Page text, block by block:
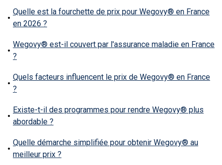
Quelle est la fourchette de prix pour Wegovy® en France
en 2026 ?
Wegovy® est-il couvert par l'assurance maladie en France
?
Quels facteurs influencent le prix de Wegovy® en France
?
Existe-t-il des programmes pour rendre Wegovy® plus
abordable ?
Quelle démarche simplifiée pour obtenir Wegovy® au
meilleur prix ?